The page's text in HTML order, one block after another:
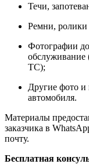
Течи,
Ремни, ролики
Фотографии
обслуживание
ТС);
Другие фото и
автомобиля.
Материалы
заказчика в
почту.
Бесплатная